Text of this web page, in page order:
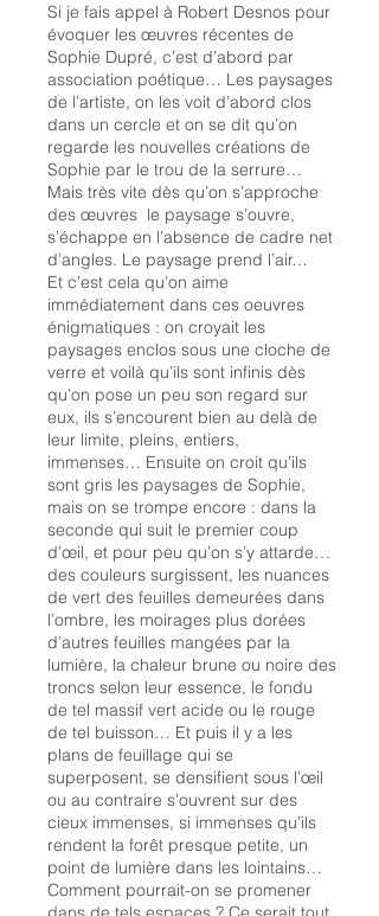
Si je fais appel à Robert Desnos pour
évoquer les œuvres récentes de
Sophie Dupré, c’est d’abord par
association poétique… Les paysages
de l’artiste, on les voit d’abord clos
dans un cercle et on se dit qu’on
regarde les nouvelles créations de
Sophie par le trou de la serrure…
Mais très vite dès qu’on s’approche
des œuvres le paysage s’ouvre,
s’échappe en l’absence de cadre net
d’angles. Le paysage prend l’air…
Et c’est cela qu’on aime
immédiatement dans ces oeuvres
énigmatiques : on croyait les
paysages enclos sous une cloche de
verre et voilà qu’ils sont infinis dès
qu’on pose un peu son regard sur
eux, ils s’encourent bien au delà de
leur limite, pleins, entiers,
immenses… Ensuite on croit qu’ils
sont gris les paysages de Sophie,
mais on se trompe encore : dans la
seconde qui suit le premier coup
d’œil, et pour peu qu’on s’y attarde…
des couleurs surgissent, les nuances
de vert des feuilles demeurées dans
l’ombre, les moirages plus dorées
d’autres feuilles mangées par la
lumière, la chaleur brune ou noire des
troncs selon leur essence, le fondu
de tel massif vert acide ou le rouge
de tel buisson… Et puis il y a les
plans de feuillage qui se
superposent, se densifient sous l’œil
ou au contraire s’ouvrent sur des
cieux immenses, si immenses qu’ils
rendent la forêt presque petite, un
point de lumière dans les lointains…
Comment pourrait-on se promener